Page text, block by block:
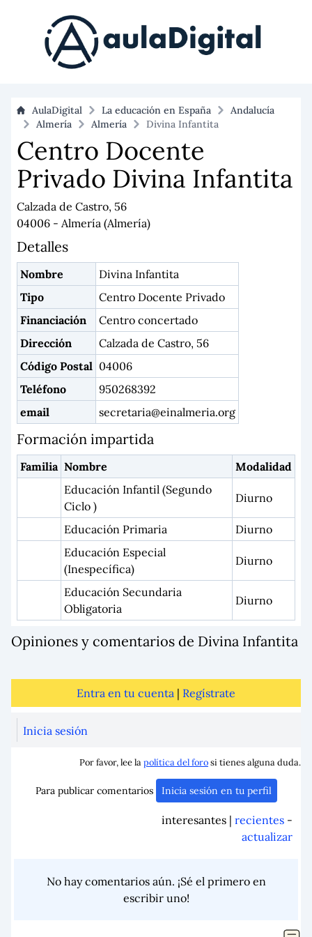
AulaDigital La educación en España
Andalucía
Almería
Almería Divina Infantita
Centro Docente
Privado Divina Infantita
Calzada de Castro, 56
04006 - Almería (Almería)
Detalles
Nombre
Divina Infantita
Tipo
Centro Docente Privado
Financiación
Centro concertado
Dirección
Calzada de Castro, 56
Código Postal 04006
Teléfono
950268392
email
secretaria@einalmeria.org
Formación impartida
Familia Nombre
Modalidad
Educación Infantil (Segundo
Ciclo )
Diurno
Educación Primaria
Diurno
Educación Especial
(Inespecífica)
Diurno
Educación Secundaria
Obligatoria
Diurno
Opiniones y comentarios de Divina Infantita
Entra en tu cuenta | Regístrate
Inicia sesión
Por favor, lee lapolítica del forosi tienes alguna duda.
Para publicar comentarios Inicia sesión en tu perfil
interesantes | recientes -
actualizar
No hay comentarios aún. ¡Sé el primero en
escribir uno!